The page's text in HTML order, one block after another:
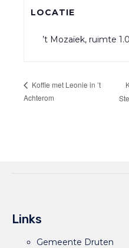
LOCATIE
’t Mozaïek, ruimte
Koffie met Leonie in ’t
Achterom
Links
Gemeente Druten